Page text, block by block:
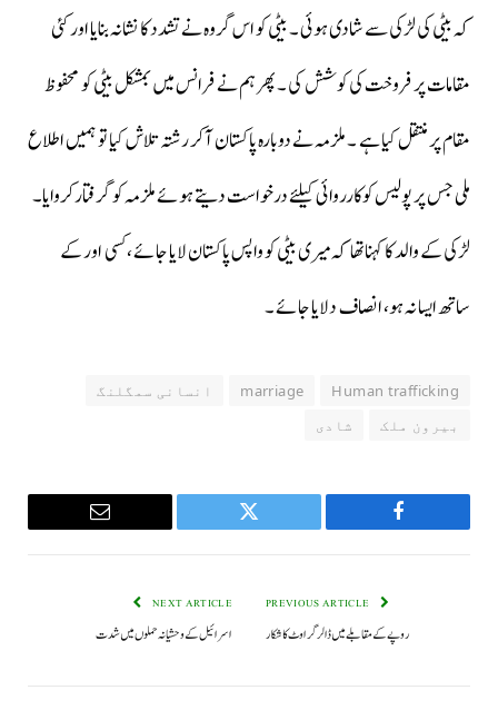
کہ بیٹی کی لڑکی سے شادی ہوئی ۔ بیٹی کو اس گروہ نے تشدد کا نشانہ بنایا اور کئی
مقامات پر فروخت کی کوشش کی ۔ پھر ہم نے فرانس میں بمشکل بیٹی کو محفوظ
مقام پر منتقل کیا ہے ۔ ملزمہ نے دوبارہ پاکستان آکر رشتہ تلاش کیا تو ہمیں اطلاع
ملی جس پر پولیس کوکارروائی کیلئے درخواست دیتے ہوئے ملزمہ کو گرفتارکروایا۔
لڑکی کے والد کا کہناتھا کہ میری بیٹی کو واپس پاکستان لایا جائے ، کسی اور کے
ساتھ ایسا نہ ہو، انصاف دلایا جائے ۔
Human trafficking
marriage
انسانی سمگلنگ
بیرون ملک
شادی
Facebook
Twitter
Email
روپے کے مقابلے میں ڈالر گراوٹ کا شکار
NEXT ARTICLE
اسرائیل کے وحشیانہ حملوں میں شدت